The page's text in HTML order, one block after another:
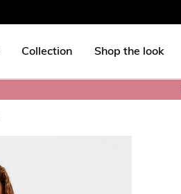
Collection Shop the look